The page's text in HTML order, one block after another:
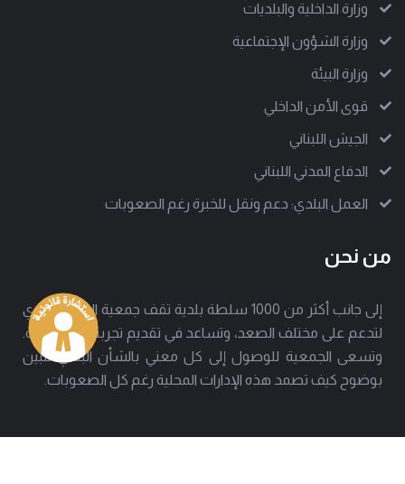
وزارة الداخلية والبلديات
وزارة الشؤون الإجتماعية
وزارة البيئة
قوى الأمن الداخلي
الجيش اللبناني
الدفاع المدني اللبناني
العمل البلدي: دعم ونقل للخبرة رغم الصعوبات
من نحن
إلى جانب أكثر من 1000 سلطة بلدية تقف جمعية العمل البلدي
لتدعم على مختلف الصعد، وتساعد في تقديم تجربة بلدية ناجحة.
وتسعى الجمعية للوصول إلى كل معني بالشأن البلدي لتبين
بوضوح كيف تصمد هذه الإدارات المحلية رغم كل الصعوبات.